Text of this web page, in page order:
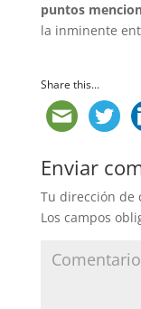
puntos
la inminente
Share this...
Enviar
Tu dirección de
Los campos